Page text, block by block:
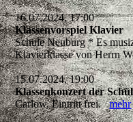
16.07.2024, 17:00
Klassenvorspiel Klavier
Schule Neuburg * Es
Klavierklasse von Herrn
15.07.2024, 19:00
Klassenkonzert der
Carlow, Eintritt frei.mehr